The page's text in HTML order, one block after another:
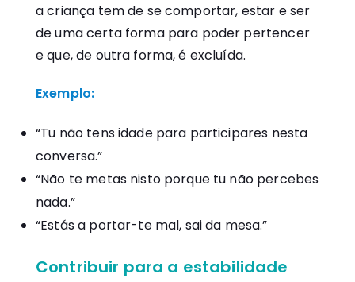
a criança tem de se comportar, estar e ser
de uma certa forma para poder pertencer
e que, de outra forma, é excluída.
Exemplo:
“Tu não tens idade para participares nesta
conversa.”
“Não te metas nisto porque tu não percebes
nada.”
“Estás a portar-te mal, sai da mesa.”
Contribuir para a estabilidade